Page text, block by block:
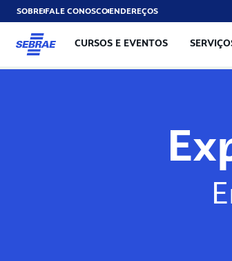
SOBREFALE CONOSCOENDEREÇOS
CURSOS E EVENTOS